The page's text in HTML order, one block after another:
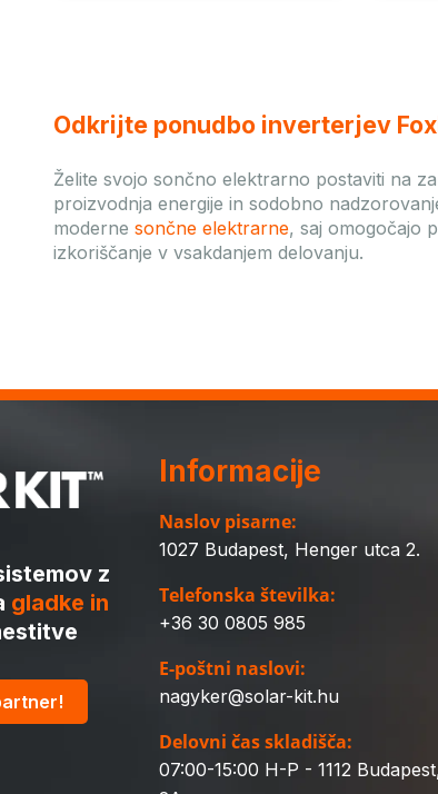
Odkrijte ponudbo inverterjev
Želite svojo sončno elektrarno postaviti na
proizvodnja energije in sodobno
moderne sončne elektrarne, saj omogočajo
izkoriščanje v vsakdanjem delovanju.
z
gladke in
Informacije
Naslov pisarne:
1027 Budapest, Henger utca 2.
Telefonska številka:
+36 30 0805 985
E-poštni naslovi:
nagyker@solar-kit.hu
Delovni čas skladišča:
07:00-15:00 H-P - 1112